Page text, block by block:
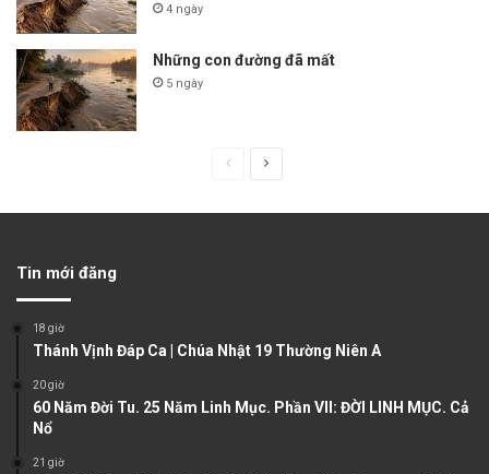
4 ngày
Những con đường đã mất
5 ngày
u
g
Tin mới đăng
18 giờ
Thánh Vịnh Đáp Ca | Chúa Nhật 19 Thường Niên A
20 giờ
60 Năm Đời Tu. 25 Năm Linh Mục. Phần VII: ĐỜI LINH MỤC. Cả
Nổ
21 giờ